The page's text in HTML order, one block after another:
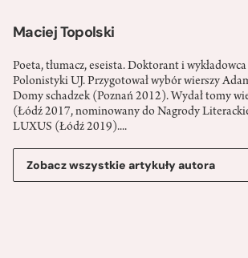
Maciej Topolski
Poeta, tłumacz, eseista. Doktorant i
Polonistyki UJ. Przygotował wybór wierszy
Domy schadzek (Poznań 2012). Wydał tomy
(Łódź 2017, nominowany do Nagrody
LUXUS (Łódź 2019)....
Zobacz wszystkie artykuły autora